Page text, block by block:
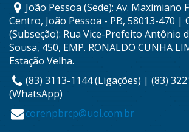
João Pessoa (Sede): Av. Maximiano
Centro, João Pessoa - PB, 58013-470 |
(Subseção): Rua Vice-Prefeito Antônio
Sousa, 450, EMP. RONALDO CUNHA
Estação Velha.
(83) 3113-1144 (Ligações) | (83)
(WhatsApp)
corenpbrcp@uol.com.br